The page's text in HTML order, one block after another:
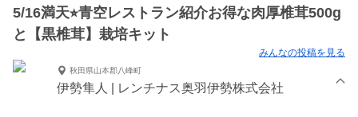
5/16満天⭐︎青空レストラン紹介お得な肉厚椎茸500g
と【黒椎茸】栽培キット
みんなの投稿を見る
秋田県山本郡八峰町
伊勢隼人 | レンチナス奥羽伊勢株式会社